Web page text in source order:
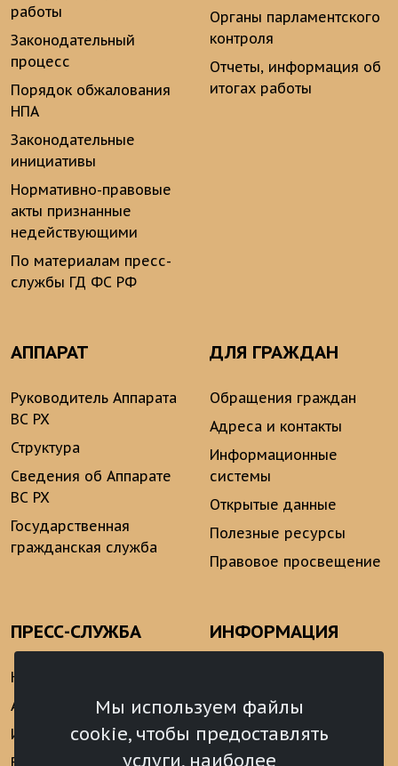
Мы используем файлы
cookie, чтобы предоставлять
услуги, наиболее
работы
Законодательный
процесс
Порядок обжалования
НПА
Законодательные
инициативы
Нормативно-правовые
акты признанные
недействующими
По материалам пресс-
службы ГД ФС РФ
Органы парламентского
контроля
Отчеты, информация об
итогах работы
АППАРАТ
Руководитель Аппарата
ВС РХ
Структура
Сведения об Аппарате
ВС РХ
Государственная
гражданская служба
ДЛЯ ГРАЖДАН
Обращения граждан
Адреса и контакты
Информационные
системы
Открытые данные
Полезные ресурсы
Правовое просвещение
ПРЕСС-СЛУЖБА
Новости
Анонсы
Интервью
Видеоматериалы
ИНФОРМАЦИЯ
аналитические
материалы
Реализация Послания